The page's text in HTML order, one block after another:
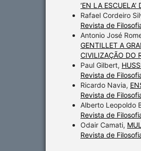
‘EN LA ESCUELA’
Rafael Cordeiro
Revista de
Antonio José
GENTILLET A
CIVILIZAÇÃO DO
Paul Gilbert,
Revista de
Ricardo Navia,
Revista de
Alberto Leopoldo
Revista de
Odair Camati,
Revista de